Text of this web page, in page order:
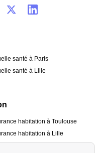
santé à Paris
santé à Lille
habitation à Toulouse
habitation à Lille